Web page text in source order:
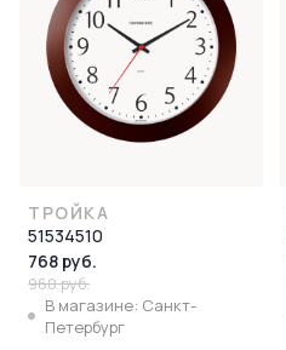
ТРОЙКА
51534510
768 руб.
960 руб.
В магазине: Санкт-
Петербург